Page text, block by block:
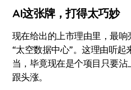
AI这张牌，打得太巧妙
现在给出的上市理由里，最响
“太空数据中心”。这理由听起
当，毕竟现在是个项目只要
跟头涨。